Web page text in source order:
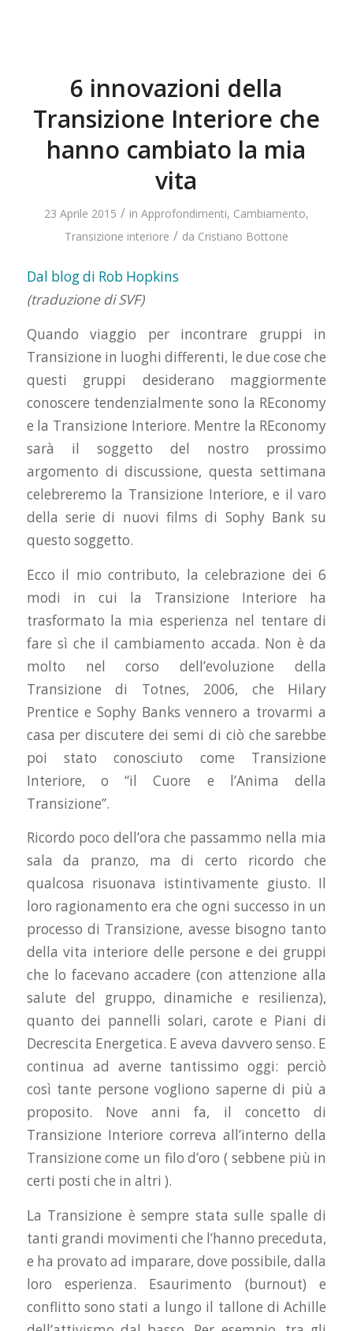
6 innovazioni della
Transizione Interiore che
hanno cambiato la mia
vita
23 Aprile 2015 / in Approfondimenti, Cambiamento,
Transizione interiore / da Cristiano Bottone
Dal blog di Rob Hopkins
(traduzione di SVF)
Quando viaggio per incontrare gruppi in
Transizione in luoghi differenti, le due cose che
questi gruppi desiderano maggiormente
conoscere tendenzialmente sono la REconomy
e la Transizione Interiore. Mentre la REconomy
sarà il soggetto del nostro prossimo
argomento di discussione, questa settimana
celebreremo la Transizione Interiore, e il varo
della serie di nuovi films di Sophy Bank su
questo soggetto.
Ecco il mio contributo, la celebrazione dei 6
modi in cui la Transizione Interiore ha
trasformato la mia esperienza nel tentare di
fare sì che il cambiamento accada. Non è da
molto nel corso dell’evoluzione della
Transizione di Totnes, 2006, che Hilary
Prentice e Sophy Banks vennero a trovarmi a
casa per discutere dei semi di ciò che sarebbe
poi stato conosciuto come Transizione
Interiore, o “il Cuore e l’Anima della
Transizione”.
Ricordo poco dell’ora che passammo nella mia
sala da pranzo, ma di certo ricordo che
qualcosa risuonava istintivamente giusto. Il
loro ragionamento era che ogni successo in un
processo di Transizione, avesse bisogno tanto
della vita interiore delle persone e dei gruppi
che lo facevano accadere (con attenzione alla
salute del gruppo, dinamiche e resilienza),
quanto dei pannelli solari, carote e Piani di
Decrescita Energetica. E aveva davvero senso. E
continua ad averne tantissimo oggi: perciò
così tante persone vogliono saperne di più a
proposito. Nove anni fa, il concetto di
Transizione Interiore correva all’interno della
Transizione come un filo d’oro ( sebbene più in
certi posti che in altri ).
La Transizione è sempre stata sulle spalle di
tanti grandi movimenti che l’hanno preceduta,
e ha provato ad imparare, dove possibile, dalla
loro esperienza. Esaurimento (burnout) e
conflitto sono stati a lungo il tallone di Achille